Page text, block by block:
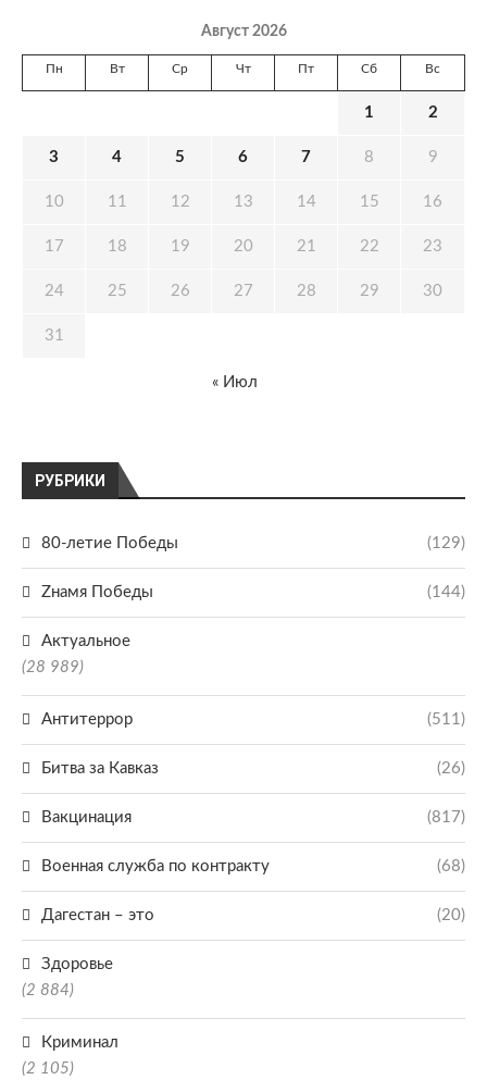
РУБРИКИ
80-летие Победы (129)
Zнамя Победы (144)
Актуальное
(28 989)
Антитеррор (511)
Битва за Кавказ (26)
Вакцинация (817)
Военная служба по контракту (68)
Дагестан – это (20)
Здоровье
(2 884)
Криминал
(2 105)
Август 2026
Пн Вт Ср Чт Пт Сб Вс
1 2
3 4 5 6 7 8 9
10 11 12 13 14 15 16
17 18 19 20 21 22 23
24 25 26 27 28 29 30
31
« Июл